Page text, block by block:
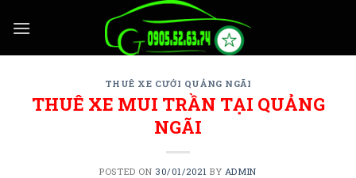
THUÊ XE CƯỚI QUẢNG NGÃI
THUÊ XE MUI TRẦN TẠI QUẢNG
NGÃI
POSTED ON 30/01/2021 BY ADMIN